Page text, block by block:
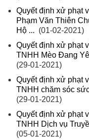
Quyết định xử phạt
Phạm Văn Thiên
Hộ ... (01-02-2021)
Quyết định xử phạt
TNHH Mèo Đang
(29-01-2021)
Quyết định xử phạt
TNHH chăm sóc
(29-01-2021)
Quyết định xử phạt
TNHH Dịch vụ
(05-01-2021)